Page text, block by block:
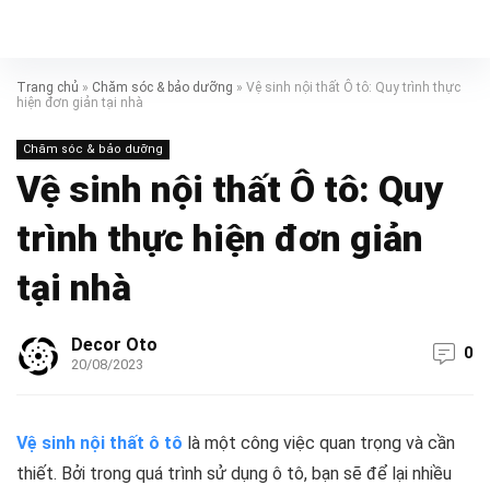
Trang chủ » Chăm sóc & bảo dưỡng » Vệ sinh nội thất Ô tô: Quy trình thực
hiện đơn giản tại nhà
Chăm sóc & bảo dưỡng
Vệ sinh nội thất Ô tô: Quy
trình thực hiện đơn giản
tại nhà
Decor Oto
20/08/2023
0
Vệ sinh nội thất ô tô là một công việc quan trọng và cần
thiết. Bởi trong quá trình sử dụng ô tô, bạn sẽ để lại nhiều